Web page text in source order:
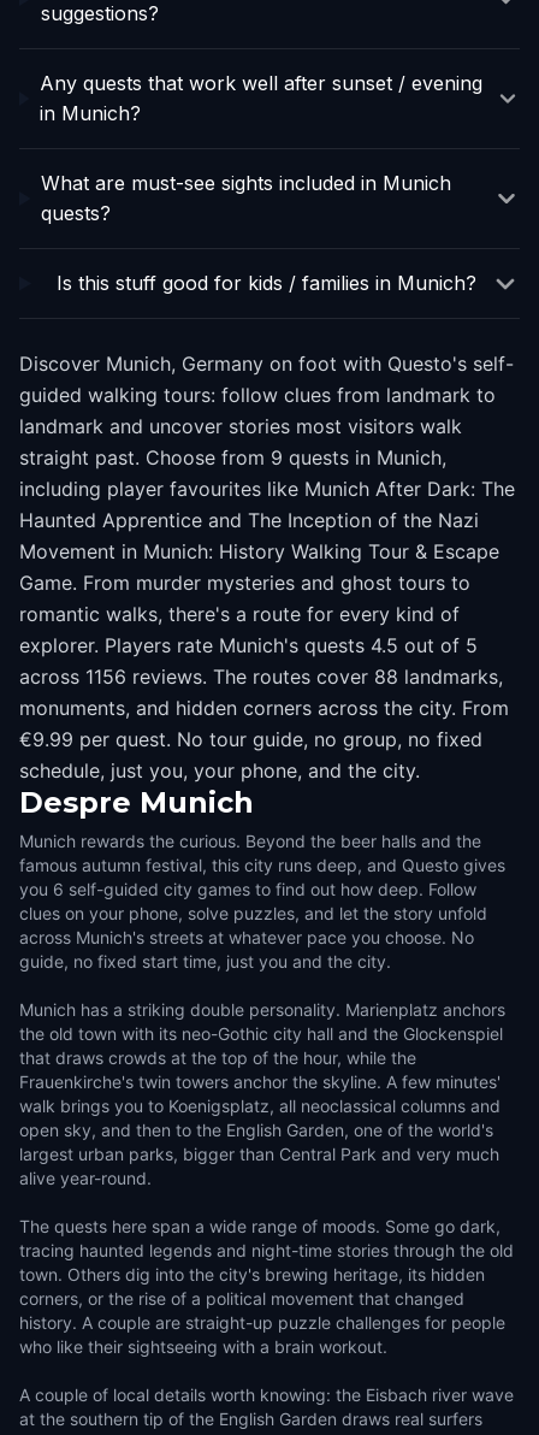
suggestions?
Any quests that work well after sunset / evening
in Munich?
What are must-see sights included in Munich
quests?
Is this stuff good for kids / families in Munich?
Discover Munich, Germany on foot with Questo's self-
guided walking tours: follow clues from landmark to
landmark and uncover stories most visitors walk
straight past. Choose from 9 quests in Munich,
including player favourites like Munich After Dark: The
Haunted Apprentice and The Inception of the Nazi
Movement in Munich: History Walking Tour & Escape
Game. From murder mysteries and ghost tours to
romantic walks, there's a route for every kind of
explorer. Players rate Munich's quests 4.5 out of 5
across 1156 reviews. The routes cover 88 landmarks,
monuments, and hidden corners across the city. From
€9.99 per quest. No tour guide, no group, no fixed
schedule, just you, your phone, and the city.
Despre Munich
Munich rewards the curious. Beyond the beer halls and the
famous autumn festival, this city runs deep, and Questo gives
you 6 self-guided city games to find out how deep. Follow
clues on your phone, solve puzzles, and let the story unfold
across Munich's streets at whatever pace you choose. No
guide, no fixed start time, just you and the city.
Munich has a striking double personality. Marienplatz anchors
the old town with its neo-Gothic city hall and the Glockenspiel
that draws crowds at the top of the hour, while the
Frauenkirche's twin towers anchor the skyline. A few minutes'
walk brings you to Koenigsplatz, all neoclassical columns and
open sky, and then to the English Garden, one of the world's
largest urban parks, bigger than Central Park and very much
alive year-round.
The quests here span a wide range of moods. Some go dark,
tracing haunted legends and night-time stories through the old
town. Others dig into the city's brewing heritage, its hidden
corners, or the rise of a political movement that changed
history. A couple are straight-up puzzle challenges for people
who like their sightseeing with a brain workout.
A couple of local details worth knowing: the Eisbach river wave
at the southern tip of the English Garden draws real surfers